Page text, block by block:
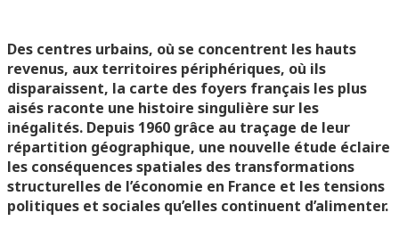
Des centres urbains, où se concentrent les hauts
revenus, aux territoires périphériques, où ils
disparaissent, la carte des foyers français les plus
aisés raconte une histoire singulière sur les
inégalités. Depuis 1960 grâce au traçage de leur
répartition géographique, une nouvelle étude éclaire
les conséquences spatiales des transformations
structurelles de l’économie en France et les tensions
politiques et sociales qu’elles continuent d’alimenter.